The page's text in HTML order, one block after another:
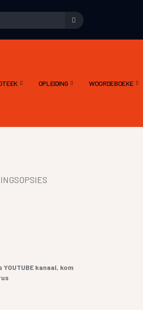
OPLEIDING WOORDEBOEKE
kanaal, kom